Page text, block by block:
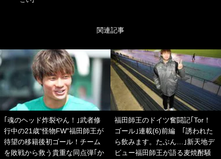
関連記事
｢魂のヘッド炸裂やん！｣武者修
行中の21歳“怪物FW”福田師王が
待望の移籍後初ゴール！チーム
を敗戦から救う貴重な同点弾｢か
福田師王のドイツ奮闘記｢Tor！
ゴール｣連載(6)前編 ｢誘われた
ら飲みます。たぶん…｣新天地デ
ビュー福田師王が語る麦焼酎騒